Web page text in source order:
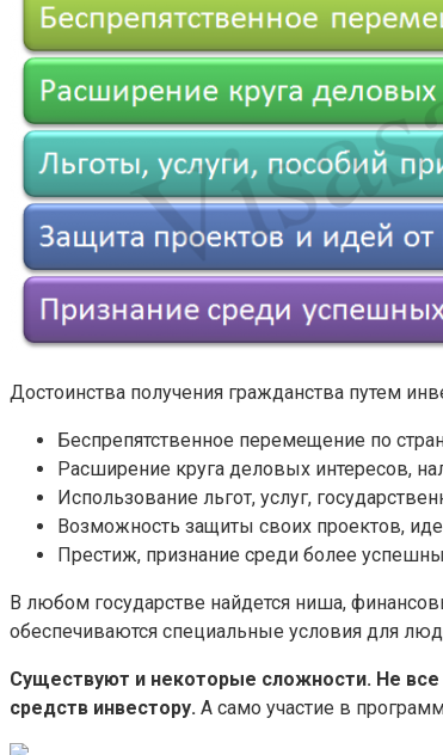
Достоинства получения гражданства путем
Беспрепятственное перемещение по
Расширение круга деловых интересов,
Использование льгот, услуг,
Возможность защиты своих проектов,
Престиж, признание среди более
В любом государстве найдется ниша,
обеспечиваются специальные условия для
Существуют и некоторые сложности. Не
средств инвестору. А само участие в